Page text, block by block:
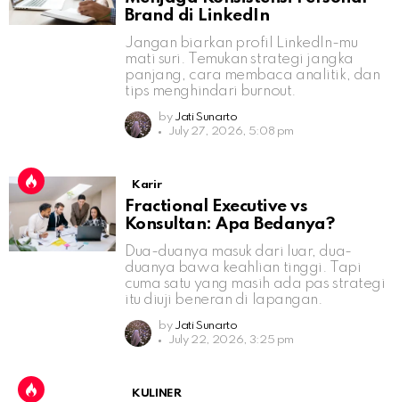
Brand di LinkedIn
Jangan biarkan profil LinkedIn-mu
mati suri. Temukan strategi jangka
panjang, cara membaca analitik, dan
tips menghindari burnout.
by Jati Sunarto
July 27, 2026, 5:08 pm
Karir
Fractional Executive vs
Konsultan: Apa Bedanya?
Dua-duanya masuk dari luar, dua-
duanya bawa keahlian tinggi. Tapi
cuma satu yang masih ada pas strategi
itu diuji beneran di lapangan.
by Jati Sunarto
July 22, 2026, 3:25 pm
KULINER